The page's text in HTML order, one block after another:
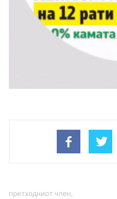
претходниот член,